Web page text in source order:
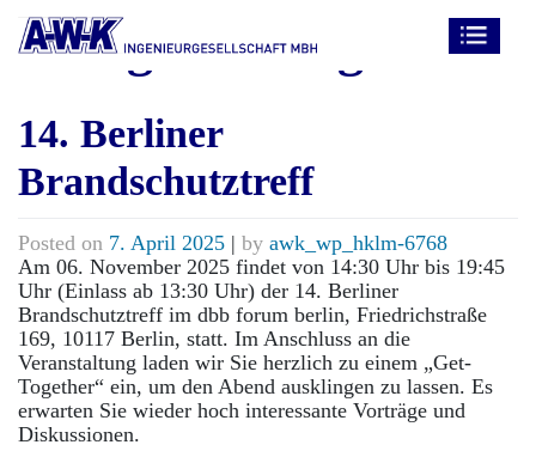
SkipKategorie:Allgemein
14. Berliner
Brandschutztreff
Posted on 7. April 2025 | by awk_wp_hklm-6768
Am 06. November 2025 findet von 14:30 Uhr bis 19:45
Uhr (Einlass ab 13:30 Uhr) der 14. Berliner
Brandschutztreff im dbb forum berlin, Friedrichstraße
169, 10117 Berlin, statt. Im Anschluss an die
Veranstaltung laden wir Sie herzlich zu einem „Get-
Together“ ein, um den Abend ausklingen zu lassen. Es
erwarten Sie wieder hoch interessante Vorträge und
Diskussionen.